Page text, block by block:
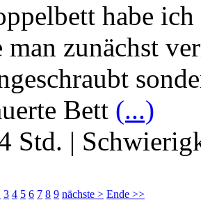
habe
zunächst
Bett (...)
Std. |
3 4 5 6 7 8 9 nächste > Ende >>